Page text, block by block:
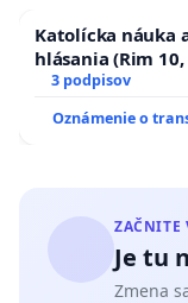
Katolícka náuka
hlásania (Rim 10,
3 podpisov
Oznámenie o
ZAČNITE
Je tu
Zmena